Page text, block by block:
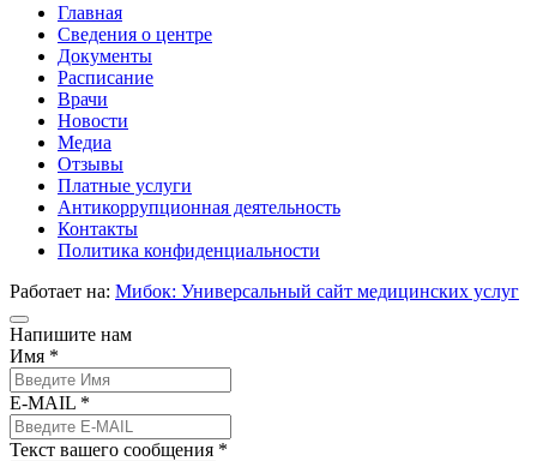
Главная
Сведения о центре
Документы
Расписание
Врачи
Новости
Медиа
Отзывы
Платные услуги
Антикоррупционная деятельность
Контакты
Политика конфиденциальности
Работает на: Мибок: Универсальный сайт медицинских услуг
Напишите нам
Имя *
E-MAIL *
Текст вашего сообщения *